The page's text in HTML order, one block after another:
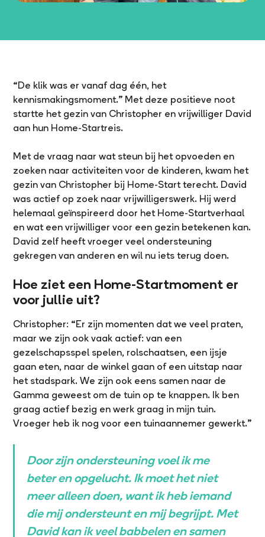
“De klik was er vanaf dag één, het
kennismakingsmoment.” Met deze positieve noot
startte het gezin van Christopher en vrijwilliger David
aan hun Home-Startreis.
Met de vraag naar wat steun bij het opvoeden en
zoeken naar activiteiten voor de kinderen, kwam het
gezin van Christopher bij Home-Start terecht. David
was actief op zoek naar vrijwilligerswerk. Hij werd
helemaal geïnspireerd door het Home-Startverhaal
en wat een vrijwilliger voor een gezin betekenen kan.
David zelf heeft vroeger veel ondersteuning
gekregen van anderen en wil nu iets terug doen.
Hoe ziet een Home-Startmoment er
voor jullie uit?
Christopher: “Er zijn momenten dat we veel praten,
maar we zijn ook vaak actief: van een
gezelschapsspel spelen, rolschaatsen, een ijsje
gaan eten, naar de winkel gaan of een uitstap naar
het stadspark. We zijn ook eens samen naar de
Gamma geweest om de tuin op te knappen. Ik ben
graag actief bezig en werk graag in mijn tuin.
Vroeger heb ik nog voor een tuinaannemer gewerkt.”
Door zijn ondersteuning voel ik me
beter en opgelucht. Ik moet het niet
meer alleen doen, want ik heb iemand
die mij ondersteunt en mij begrijpt. Met
David kan ik veel babbelen en samen